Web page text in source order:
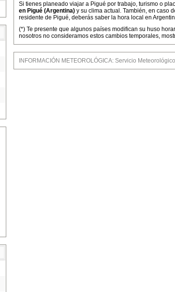
Si tienes planeado viajar a Pigué por trabajo, turismo o
en Pigué (Argentina) y su clima actual. También, en caso
residente de Pigué, deberás saber la hora local en
(*) Te presente que algunos países modifican su huso
nosotros no consideramos estos cambios temporales,
INFORMACIÓN METEOROLÓGICA: Servicio